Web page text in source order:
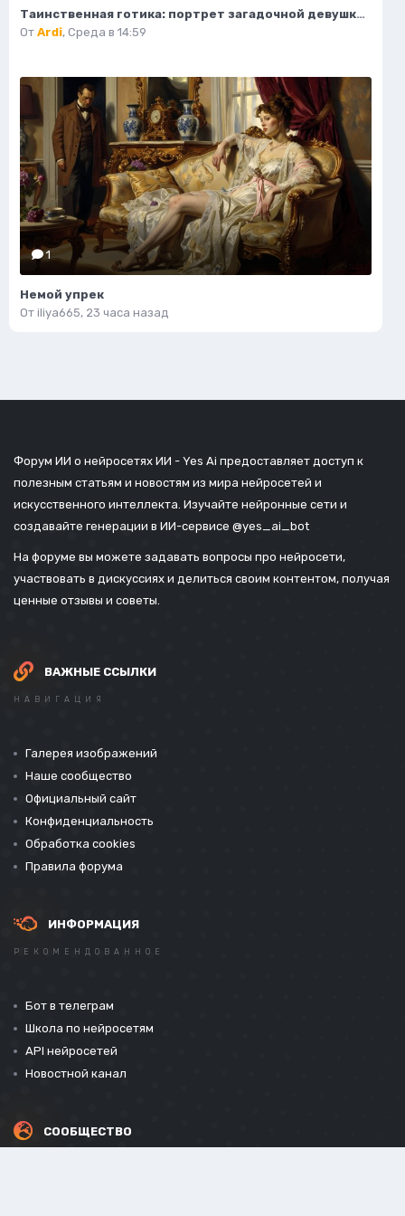
Таинственная готика: портрет загадочной девушки на крыше. Изображение из нейросети Midjourney
От Ardi, Среда в 14:59
1
Немой упрек
От iliya665, 23 часа назад
Форум ИИ о нейросетях ИИ - Yes Ai предоставляет доступ к
полезным статьям и новостям из мира нейросетей и
искусственного интеллекта. Изучайте нейронные сети и
создавайте генерации в ИИ-сервисе @yes_ai_bot
На форуме вы можете задавать вопросы про нейросети,
участвовать в дискуссиях и делиться своим контентом, получая
ценные отзывы и советы.
ВАЖНЫЕ ССЫЛКИ
НАВИГАЦИЯ
Галерея изображений
Наше сообщество
Официальный сайт
Конфиденциальность
Обработка cookies
Правила форума
ИНФОРМАЦИЯ
РЕКОМЕНДОВАННОЕ
Бот в телеграм
Школа по нейросетям
API нейросетей
Новостной канал
СООБЩЕСТВО